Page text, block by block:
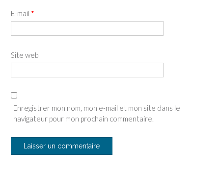
E-mail *
Site web
Enregistrer mon nom, mon e-mail et mon site dans le
navigateur pour mon prochain commentaire.